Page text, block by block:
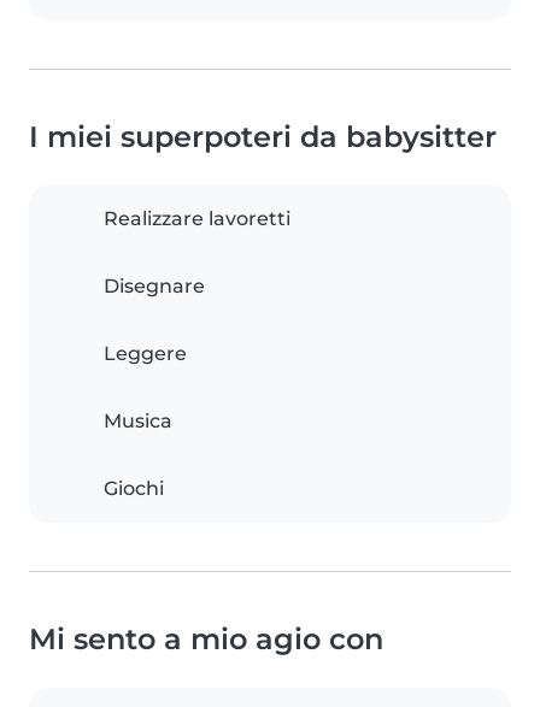
I miei superpoteri da babysitter
Realizzare lavoretti
Disegnare
Leggere
Musica
Giochi
Mi sento a mio agio con